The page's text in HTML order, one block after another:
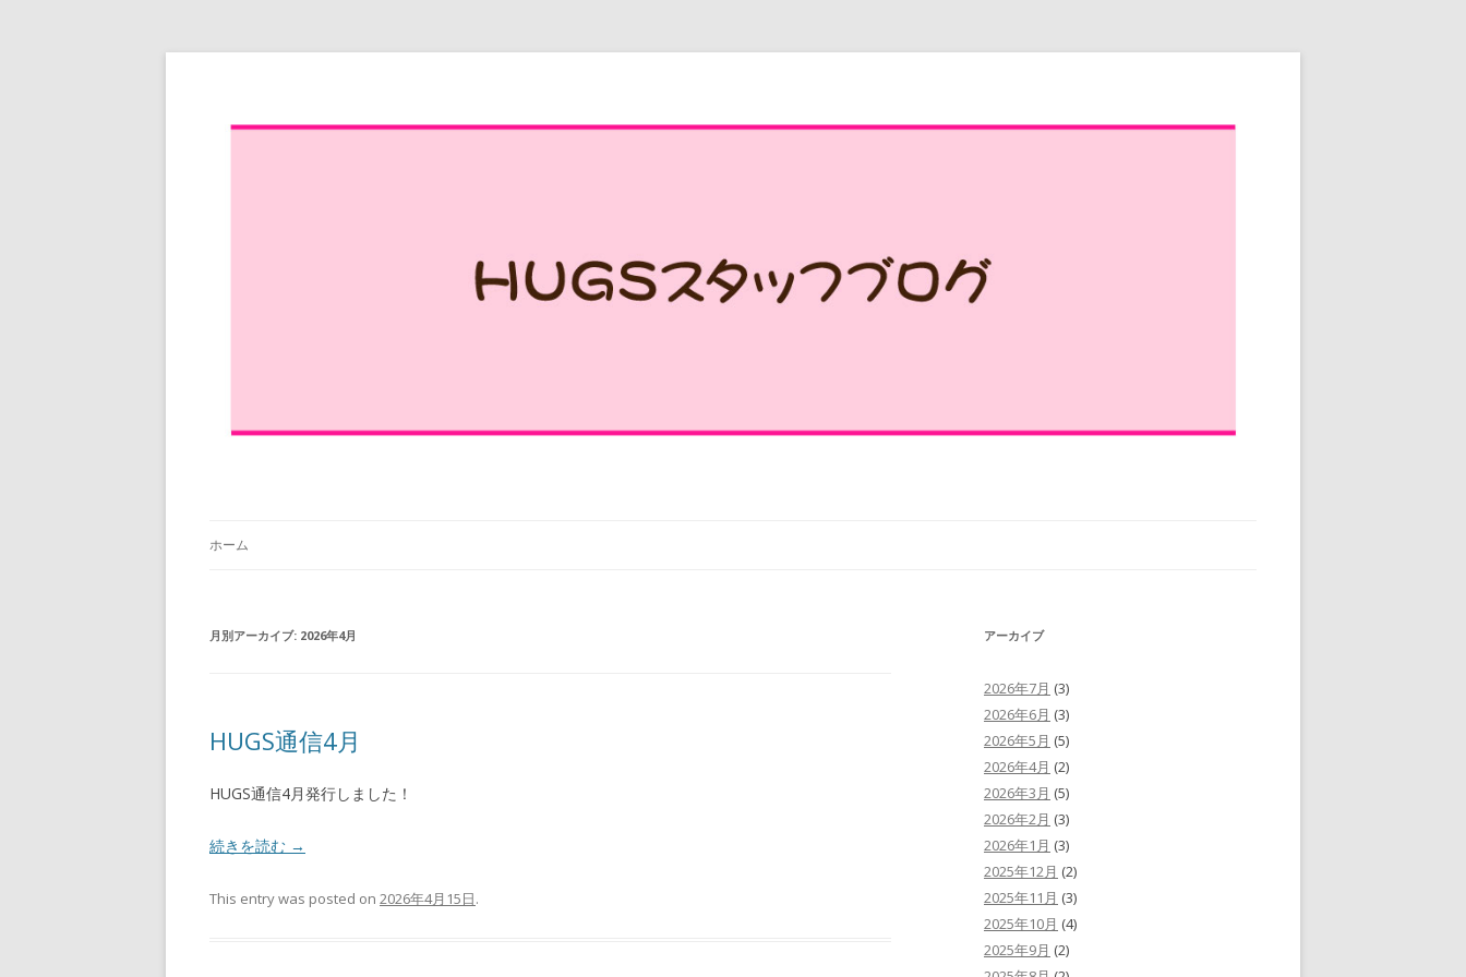
ホーム
月別アーカイブ: 2026年4月
HUGS通信4月
HUGS通信4月発行しました！
続きを読む →
This entry was posted on 2026年4月15日.
アーカイブ
2026年7月 (3)
2026年6月 (3)
2026年5月 (5)
2026年4月 (2)
2026年3月 (5)
2026年2月 (3)
2026年1月 (3)
2025年12月 (2)
2025年11月 (3)
2025年10月 (4)
2025年9月 (2)